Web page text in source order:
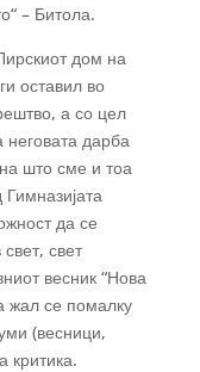
– Битола.
дом на
оставил во
а со цел
дарба
што сме и тоа
да се
свет
весник “Нова
жал се помалку
(весници,
критика.